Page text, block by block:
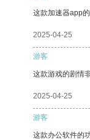
这款加速器app
2025-04-25
游客
这款游戏的剧情
2025-04-25
游客
这款办公软件的